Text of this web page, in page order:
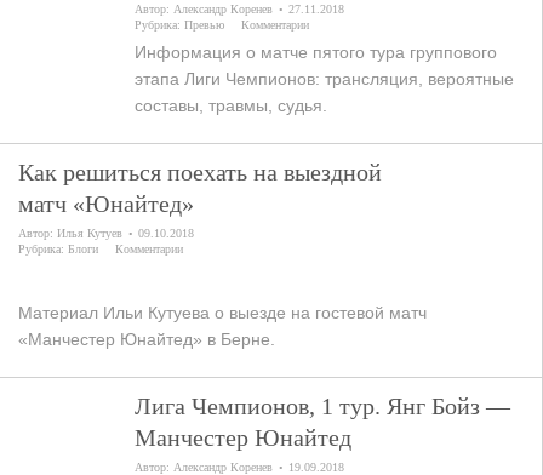
Автор: Александр Коренев
27.11.2018
Рубрика:Превью Комментарии
Информация о матче пятого тура группового
этапа Лиги Чемпионов: трансляция, вероятные
составы, травмы, судья.
Как решиться поехать на выездной
матч «Юнайтед»
Автор: Илья Кутуев
09.10.2018
Рубрика: Блоги Комментарии
Материал Ильи Кутуева о выезде на гостевой матч
«Манчестер Юнайтед» в Берне.
Лига Чемпионов, 1 тур. Янг Бойз —
Манчестер Юнайтед
Автор: Александр Коренев
19.09.2018